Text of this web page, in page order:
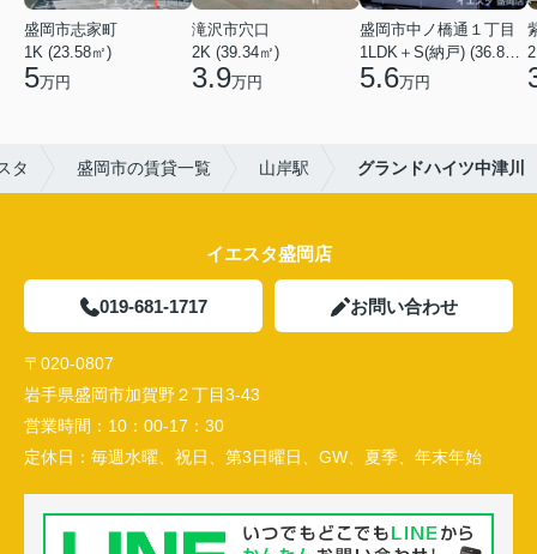
盛岡市志家町
1K (23.58㎡)
5万円
滝沢市穴口
2K (39.34㎡)
3.9万円
盛岡市中ノ橋通１丁目
1LDK＋S(納戸) (36.80㎡)
5.6万円
タ 盛岡市の賃貸一覧 山岸駅 グランドハイツ中津川
イエスタ盛岡店
019-681-1717 お問い合わせ
〒020-0807
岩手県盛岡市加賀野２丁目3-43
営業時間： 10：00-17：30
定休日： 毎週水曜、祝日、第3日曜日、GW、夏季、年末年始